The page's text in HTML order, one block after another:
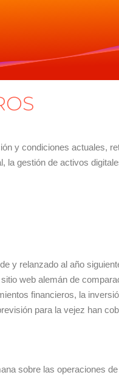
y condiciones actuales,
gestión de activos
y relanzado al año
web alemán de
financieros, la
para la vejez han
sobre las operaciones